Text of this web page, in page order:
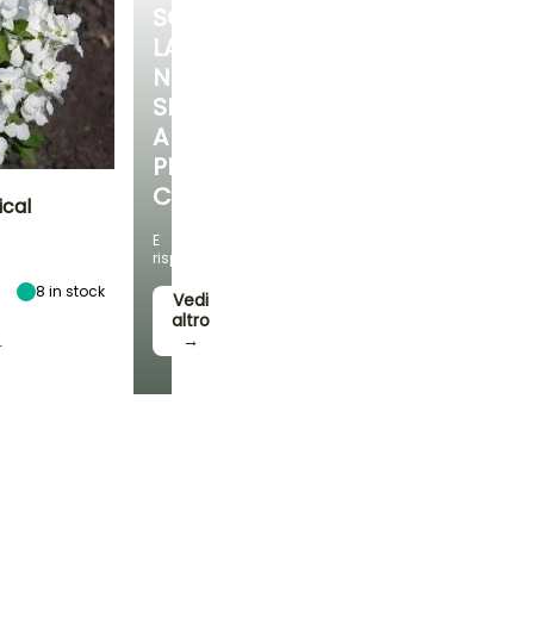
SCOPRI
LA
NOSTRA
SELEZIONE
A
PREZZI
CONVENIENTI
E
risparmia!
Vedi
altro
→
Mezz'ombra
8 in stock